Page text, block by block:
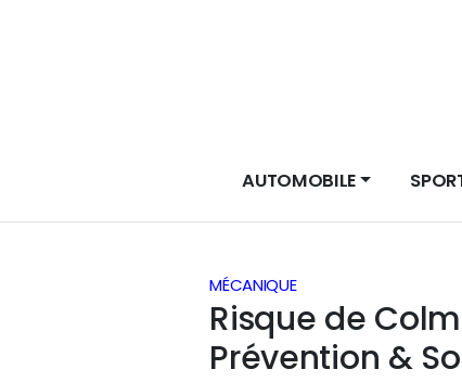
AUTOMOBILE
MÉCANIQUE
Risque de
Prévention &